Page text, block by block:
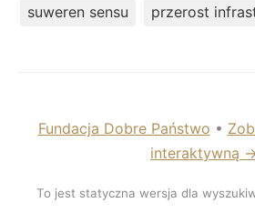
suweren sensu
przerost
Fundacja Dobre Państwo •
interaktywną
To jest statyczna wersja dla